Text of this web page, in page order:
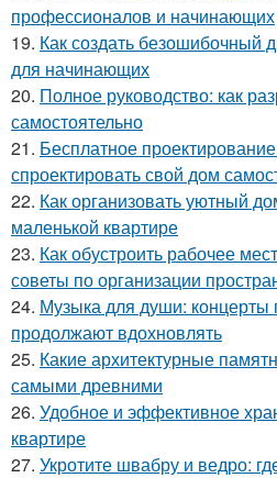
профессионалов и начинающих
19. Как создать безошибочный
для начинающих
20. Полное руководство: как
самостоятельно
21. Бесплатное
спроектировать свой дом
22. Как организовать уютный
маленькой квартире
23. Как обустроить рабочее
советы по организации
24. Музыка для души:
продолжают вдохновлять
25. Какие архитектурные
самыми древними
26. Удобное и эффективное
квартире
27. Укротите швабру и ведро: